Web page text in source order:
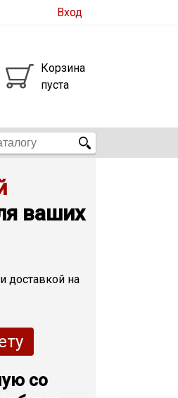
Вход
Корзина
пуста
ваших
доставкой на
со